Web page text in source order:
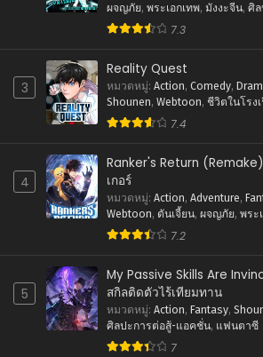
ผจญภัย, พระเอกเทพ, มังงะจีน, ศิ
แฟนตาซี
7.3
3
Reality Quest
หมวดหมู่: Action, Comedy,
Shounen, Webtoon, ชีวิตในโรง
ศิลปะการต่อสู้-แอคชั่น
7.4
4
Ranker's Return
เกอร์
หมวดหมู่: Action, Adventure,
Webtoon, ดันเจี้ยน, ผจญภัย, พระ
ระบบ,ศิลปะการต่อสู้-แอคชั่น
7.2
5
My Passive Skills Are
สกิลติดตัวไร้เทียมทาน
หมวดหมู่: Action, Fantasy,
ศิลปะการต่อสู้-แอคชั่น, แฟนตาซี
7